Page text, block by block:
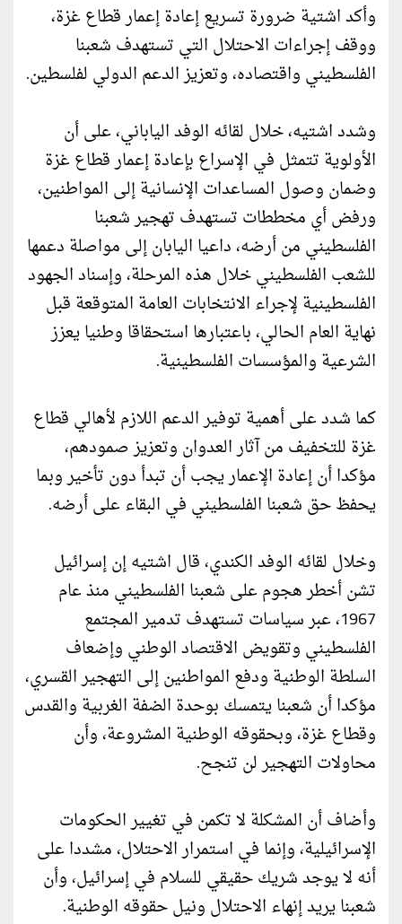
وأكد اشتية ضرورة تسريع إعادة إعمار قطاع غزة،
ووقف إجراءات الاحتلال التي تستهدف شعبنا
الفلسطيني واقتصاده، وتعزيز الدعم الدولي لفلسطين.
وشدد اشتيه، خلال لقائه الوفد الياباني، على أن
الأولوية تتمثل في الإسراع بإعادة إعمار قطاع غزة
وضمان وصول المساعدات الإنسانية إلى المواطنين،
ورفض أي مخططات تستهدف تهجير شعبنا
الفلسطيني من أرضه، داعيا اليابان إلى مواصلة دعمها
للشعب الفلسطيني خلال هذه المرحلة، وإسناد الجهود
الفلسطينية لإجراء الانتخابات العامة المتوقعة قبل
نهاية العام الحالي، باعتبارها استحقاقا وطنيا يعزز
الشرعية والمؤسسات الفلسطينية.
كما شدد على أهمية توفير الدعم اللازم لأهالي قطاع
غزة للتخفيف من آثار العدوان وتعزيز صمودهم،
مؤكدا أن إعادة الإعمار يجب أن تبدأ دون تأخير وبما
يحفظ حق شعبنا الفلسطيني في البقاء على أرضه.
وخلال لقائه الوفد الكندي، قال اشتيه إن إسرائيل
تشن أخطر هجوم على شعبنا الفلسطيني منذ عام
1967، عبر سياسات تستهدف تدمير المجتمع
الفلسطيني وتقويض الاقتصاد الوطني وإضعاف
السلطة الوطنية ودفع المواطنين إلى التهجير القسري،
مؤكدا أن شعبنا يتمسك بوحدة الضفة الغربية والقدس
وقطاع غزة، وبحقوقه الوطنية المشروعة، وأن
محاولات التهجير لن تنجح.
وأضاف أن المشكلة لا تكمن في تغيير الحكومات
الإسرائيلية، وإنما في استمرار الاحتلال، مشددا على
أنه لا يوجد شريك حقيقي للسلام في إسرائيل، وأن
شعبنا يريد إنهاء الاحتلال ونيل حقوقه الوطنية.